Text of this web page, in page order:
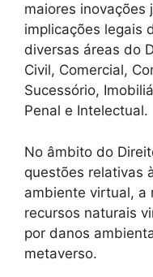
maiores inovações
implicações legais
diversas áreas do
Civil, Comercial,
Sucessório,
Penal e Intelectual.
No âmbito do
questões relativas
ambiente virtual, a
recursos naturais
por danos
metaverso.